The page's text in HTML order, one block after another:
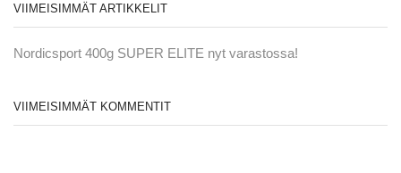
VIIMEISIMMÄT ARTIKKELIT
Nordicsport 400g SUPER ELITE nyt varastossa!
VIIMEISIMMÄT KOMMENTIT